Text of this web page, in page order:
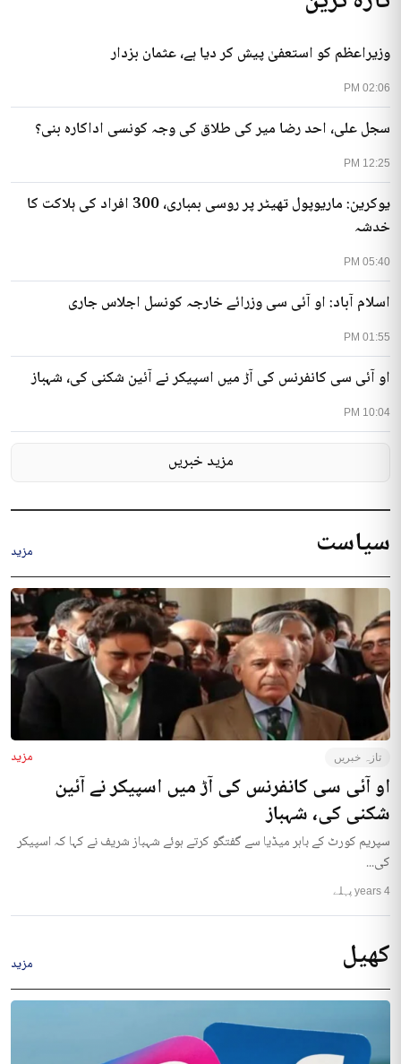
02:06 PM
وزیراعظم کو استعفیٰ پیش کر دیا ہے، عثمان بزدار
12:25 PM
سجل علی، احد رضا میر کی طلاق کی وجہ کونسی اداکارہ بنی؟
05:40 PM
یوکرین: ماریوپول تھیٹر پر روسی بمباری، 300 افراد کی ہلاکت کا
خدشہ
01:55 PM
اسلام آباد: او آئی سی وزرائے خارجہ کونسل اجلاس جاری
10:04 PM
او آئی سی کانفرنس کی آڑ میں اسپیکر نے آئین شکنی کی، شہباز
مزید خبریں
سیاست مزید
تازہ خبریں مزید
او آئی سی کانفرنس کی آڑ میں اسپیکر نے آئین
شکنی کی، شہباز
سپریم کورٹ کے باہر میڈیا سے گفتگو کرتے ہوئے شہباز شریف نے کہا کہ اسپیکر
کی...
4 years پہلے
کھیل مزید